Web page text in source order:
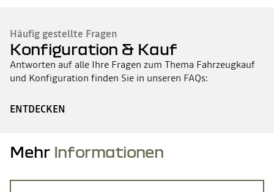
Häufig gestellte Fragen
Konfiguration & Kauf
Antworten auf alle Ihre Fragen zum Thema Fahrzeugkauf
und Konfiguration finden Sie in unseren FAQs:
ENTDECKEN
Mehr Informationen